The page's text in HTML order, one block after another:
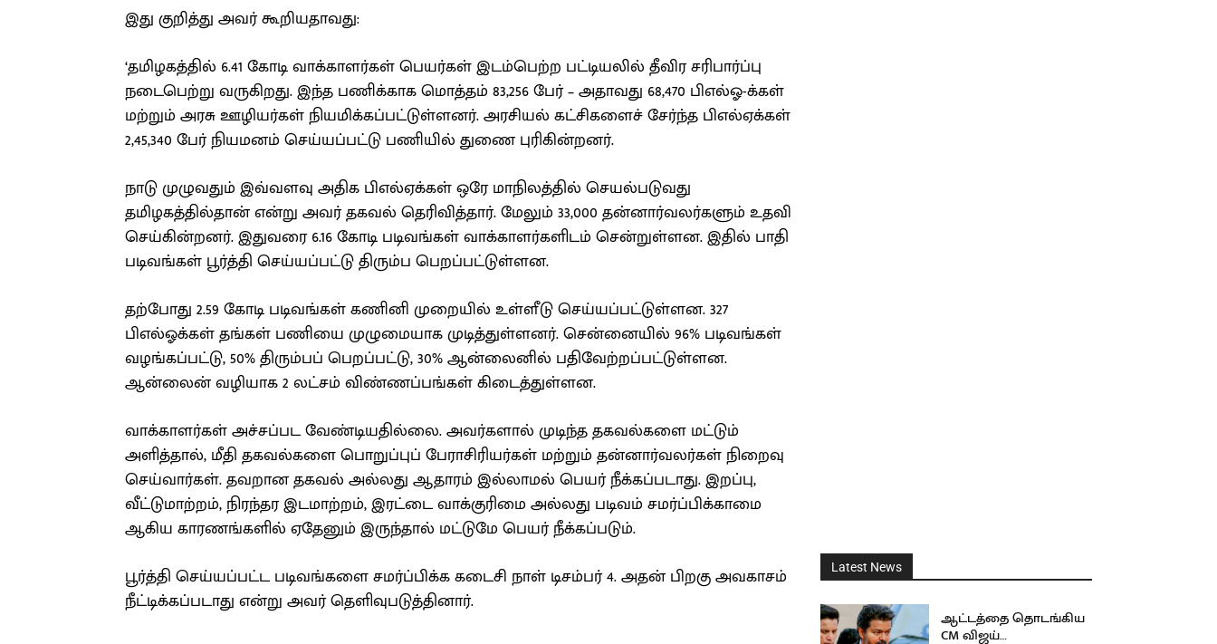
இது குறித்து அவர் கூறியதாவது:
‘தமிழகத்தில் 6.41 கோடி வாக்காளர்கள் பெயர்கள் இடம்பெற்ற பட்டியலில் தீவிர சரிபார்ப்பு
நடைபெற்று வருகிறது. இந்த பணிக்காக மொத்தம் 83,256 பேர் – அதாவது 68,470 பிஎல்ஓ-க்கள்
மற்றும் அரசு ஊழியர்கள் நியமிக்கப்பட்டுள்ளனர். அரசியல் கட்சிகளைச் சேர்ந்த பிஎல்ஏக்கள்
2,45,340 பேர் நியமனம் செய்யப்பட்டு பணியில் துணை புரிகின்றனர்.
நாடு முழுவதும் இவ்வளவு அதிக பிஎல்ஏக்கள் ஒரே மாநிலத்தில் செயல்படுவது
தமிழகத்தில்தான் என்று அவர் தகவல் தெரிவித்தார். மேலும் 33,000 தன்னார்வலர்களும் உதவி
செய்கின்றனர். இதுவரை 6.16 கோடி படிவங்கள் வாக்காளர்களிடம் சென்றுள்ளன. இதில் பாதி
படிவங்கள் பூர்த்தி செய்யப்பட்டு திரும்ப பெறப்பட்டுள்ளன.
தற்போது 2.59 கோடி படிவங்கள் கணினி முறையில் உள்ளீடு செய்யப்பட்டுள்ளன. 327
பிஎல்ஓக்கள் தங்கள் பணியை முழுமையாக முடித்துள்ளனர். சென்னையில் 96% படிவங்கள்
வழங்கப்பட்டு, 50% திரும்பப் பெறப்பட்டு, 30% ஆன்லைனில் பதிவேற்றப்பட்டுள்ளன.
ஆன்லைன் வழியாக 2 லட்சம் விண்ணப்பங்கள் கிடைத்துள்ளன.
வாக்காளர்கள் அச்சப்பட வேண்டியதில்லை. அவர்களால் முடிந்த தகவல்களை மட்டும்
அளித்தால், மீதி தகவல்களை பொறுப்புப் பேராசிரியர்கள் மற்றும் தன்னார்வலர்கள் நிறைவு
செய்வார்கள். தவறான தகவல் அல்லது ஆதாரம் இல்லாமல் பெயர் நீக்கப்படாது. இறப்பு,
வீட்டுமாற்றம், நிரந்தர இடமாற்றம், இரட்டை வாக்குரிமை அல்லது படிவம் சமர்ப்பிக்காமை
ஆகிய காரணங்களில் ஏதேனும் இருந்தால் மட்டுமே பெயர் நீக்கப்படும்.
பூர்த்தி செய்யப்பட்ட படிவங்களை சமர்ப்பிக்க கடைசி நாள் டிசம்பர் 4. அதன் பிறகு அவகாசம்
நீட்டிக்கப்படாது என்று அவர் தெளிவுபடுத்தினார்.
Latest News
ஆட்டத்தை தொடங்கிய
CM விஜய்…